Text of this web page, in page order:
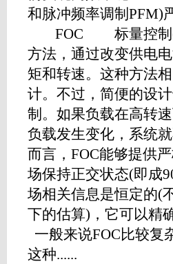
和脉冲频率调制PFM)
FOC 标量控制(或
方法，通过改变供电
矩和转速。这种方法
计。不过，简便的设
制。如果负载在高转
负载发生变化，系统
而言，FOC能够提供
场保持正交状态(即成
场相关信息是恒定的(
下的估算)，它可以
一般来说FOC比较复
这种......